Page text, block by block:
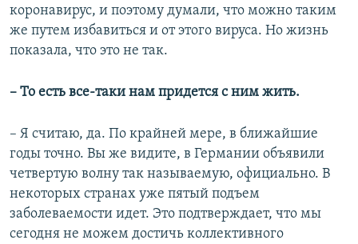
коронавирус, и поэтому думали, что можно таким
же путем избавиться и от этого вируса. Но жизнь
показала, что это не так.
– То есть все-таки нам придется с ним жить.
– Я считаю, да. По крайней мере, в ближайшие
годы точно. Вы же видите, в Германии объявили
четвертую волну так называемую, официально. В
некоторых странах уже пятый подъем
заболеваемости идет. Это подтверждает, что мы
сегодня не можем достичь коллективного